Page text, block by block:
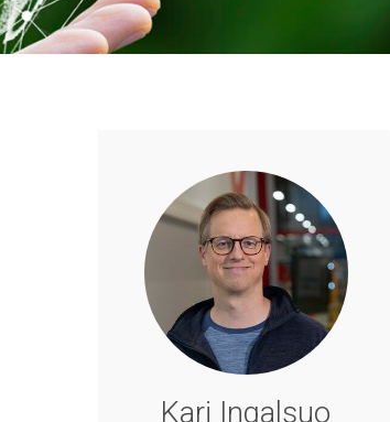
Kari Ingalsuo